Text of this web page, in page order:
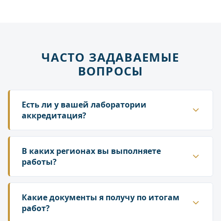
ЧАСТО ЗАДАВАЕМЫЕ
ВОПРОСЫ
Есть ли у вашей лаборатории
аккредитация?
Да. ГК «Лаборатория» аккредитована в
национальной системе Росаккредитации. Наши
протоколы и заключения принимаются
Росприроднадзором, государственной
инспекцией труда.
В каких регионах вы выполняете
работы?
Работаем по всей территории России. У нас
собственная сеть лабораторий и партнёрских
подразделений, что позволяет организовать
Какие документы я получу по итогам
работ?